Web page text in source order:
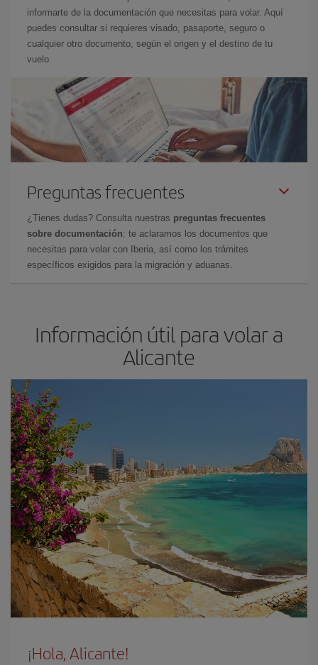
informarte de la documentación que necesitas para volar. Aquí
puedes consultar si requieres visado, pasaporte, seguro o
cualquier otro documento, según el origen y el destino de tu
vuelo.
Preguntas frecuentes
¿Tienes dudas? Consulta nuestras preguntas frecuentes
sobre documentación: te aclaramos los documentos que
necesitas para volar con Iberia, así como los trámites
específicos exigidos para la migración y aduanas.
Información útil para volar a
Alicante
¡Hola, Alicante!